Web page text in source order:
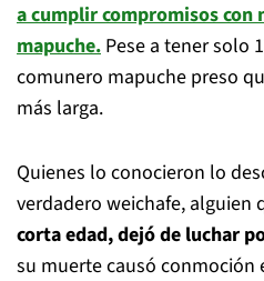
a cumplir compromisos con
mapuche. Pese a tener solo
comunero mapuche preso
más larga.
Quienes lo conocieron lo
verdadero weichafe, alguien
corta edad, dejó de luchar
su muerte causó conmoción